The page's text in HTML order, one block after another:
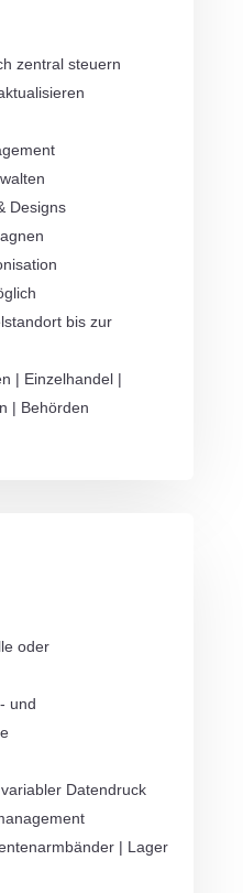
zentral steuern
Designs
bis zur
| Einzelhandel |
| Behörden
oder
und
Datendruck
| Lager